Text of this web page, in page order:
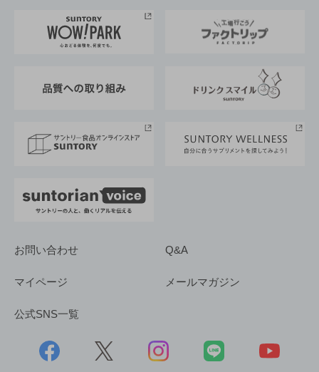
地域情報
サントリーサンバーズ大阪
サントリーが考えるサステナビリティ経営
企業概要
採用情報
お問い合わせ Q&A
マイページ メールマガジン
公式SNS一覧